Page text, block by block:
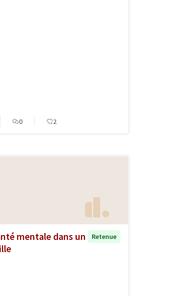
0 2
mentale dans un
Retenue